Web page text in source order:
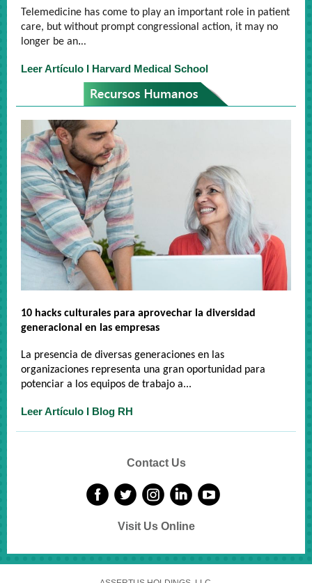
Telemedicine has come to play an important role in patient
care, but without prompt congressional action, it may no
longer be an...
Leer Artículo I Harvard Medical School
10 hacks culturales para aprovechar la diversidad
generacional en las empresas
La presencia de diversas generaciones en las
organizaciones representa una gran oportunidad para
potenciar a los equipos de trabajo a...
Leer Artículo I Blog RH
Contact Us
Visit Us Online